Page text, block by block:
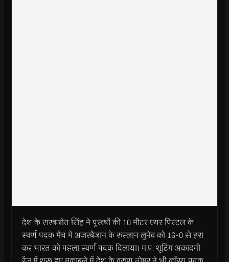
देश के सरबजोत सिंह ने पुरूषों की 10 मीटर एयर पिस्टल के
स्वर्ण पदक मैच में अज़रबैजान के रुस्लान लुनेव को 16-0 से हरा
कर भारत को पहला स्वर्ण पदक दिलाया। म.प्र. शूटिंग अकादमी